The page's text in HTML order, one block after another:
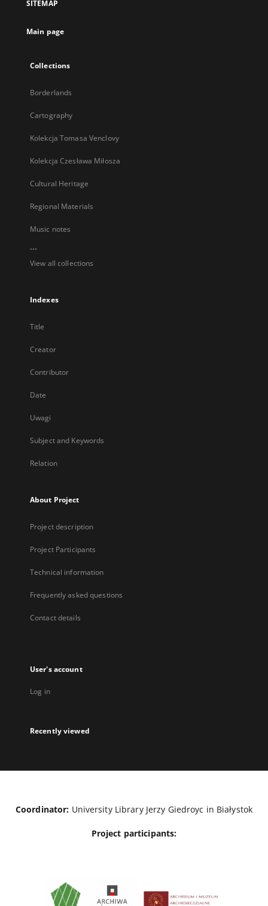
new
SITEMAP
Main page
Collections
Borderlands
Cartography
Kolekcja Tomasa Venclovy
Kolekcja Czesława Miłosza
Cultural Heritage
Regional Materials
Music notes
...
View all collections
Indexes
Title
Creator
Contributor
Date
Uwagi
Subject and Keywords
Relation
About Project
Project description
Project Participants
Technical information
Frequently asked questions
Contact details
User's account
Log in
Recently viewed
Coordinator: University Library Jerzy Giedroyc in Białystok
Project participants: